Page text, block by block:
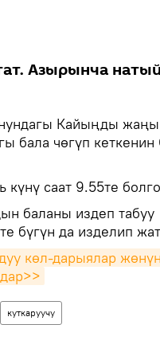
Азырынча
Кайыңды жаңы
бала чөгүп
саат 9.55те
баланы издеп табуу
бүгүн да изделип
көл-дарыялар
куткаруучу